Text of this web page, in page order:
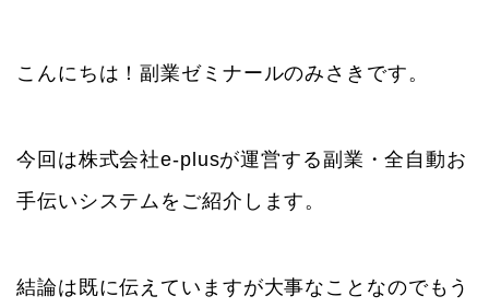
こんにちは！副業ゼミナールのみさきです。
今回は株式会社e-plusが運営する副業・全自動お
手伝いシステムをご紹介します。
結論は既に伝えていますが大事なことなのでもう